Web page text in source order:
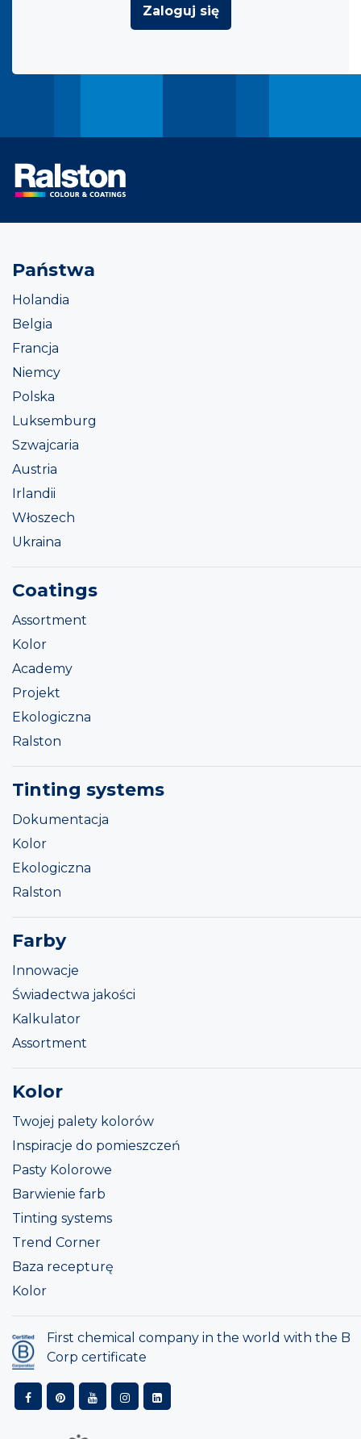
Zaloguj się
Państwa
Holandia
Belgia
Francja
Niemcy
Polska
Luksemburg
Szwajcaria
Austria
Irlandii
Włoszech
Ukraina
Coatings
Assortment
Kolor
Academy
Projekt
Ekologiczna
Ralston
Tinting systems
Dokumentacja
Kolor
Ekologiczna
Ralston
Farby
Innowacje
Świadectwa jakości
Kalkulator
Assortment
Kolor
Twojej palety kolorów
Inspiracje do pomieszczeń
Pasty Kolorowe
Barwienie farb
Tinting systems
Trend Corner
Baza recepturę
Kolor
First chemical company in the world with the B
Corp certificate